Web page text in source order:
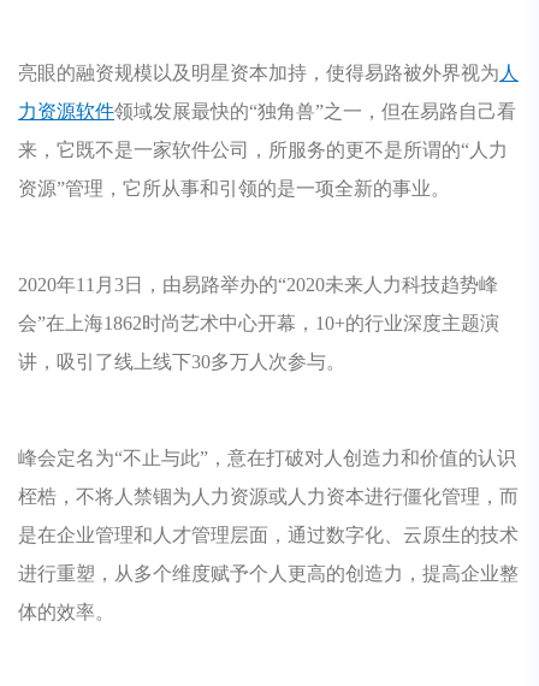
亮眼的融资规模以及明星资本加持，使得易路被外界视为 人
力资源软件领域发展最快的“独角兽”之一，但在易路自己看
来，它既不是一家软件公司，所服务的更不是所谓的“人力
资源”管理，它所从事和引领的是一项全新的事业。
2020年11月3日，由易路举办的“2020未来人力科技趋势峰
会”在上海1862时尚艺术中心开幕，10+的行业深度主题演
讲，吸引了线上线下30多万人次参与。
峰会定名为“不止与此”，意在打破对人创造力和价值的认识
桎梏，不将人禁锢为人力资源或人力资本进行僵化管理，而
是在企业管理和人才管理层面，通过数字化、云原生的技术
进行重塑，从多个维度赋予个人更高的创造力，提高企业整
体的效率。